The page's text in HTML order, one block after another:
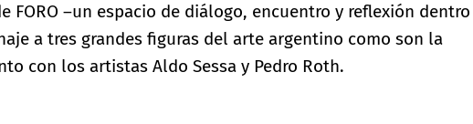
FORO –un espacio de diálogo, encuentro y reflexión dentro
a tres grandes figuras del arte argentino como son la
con los artistas Aldo Sessa y Pedro Roth.